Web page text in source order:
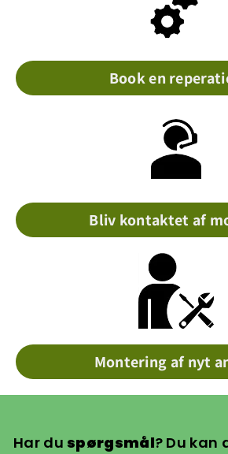
Book en
Bliv kontaktet af
Montering af nyt
Har duspørgsmål? Du kan